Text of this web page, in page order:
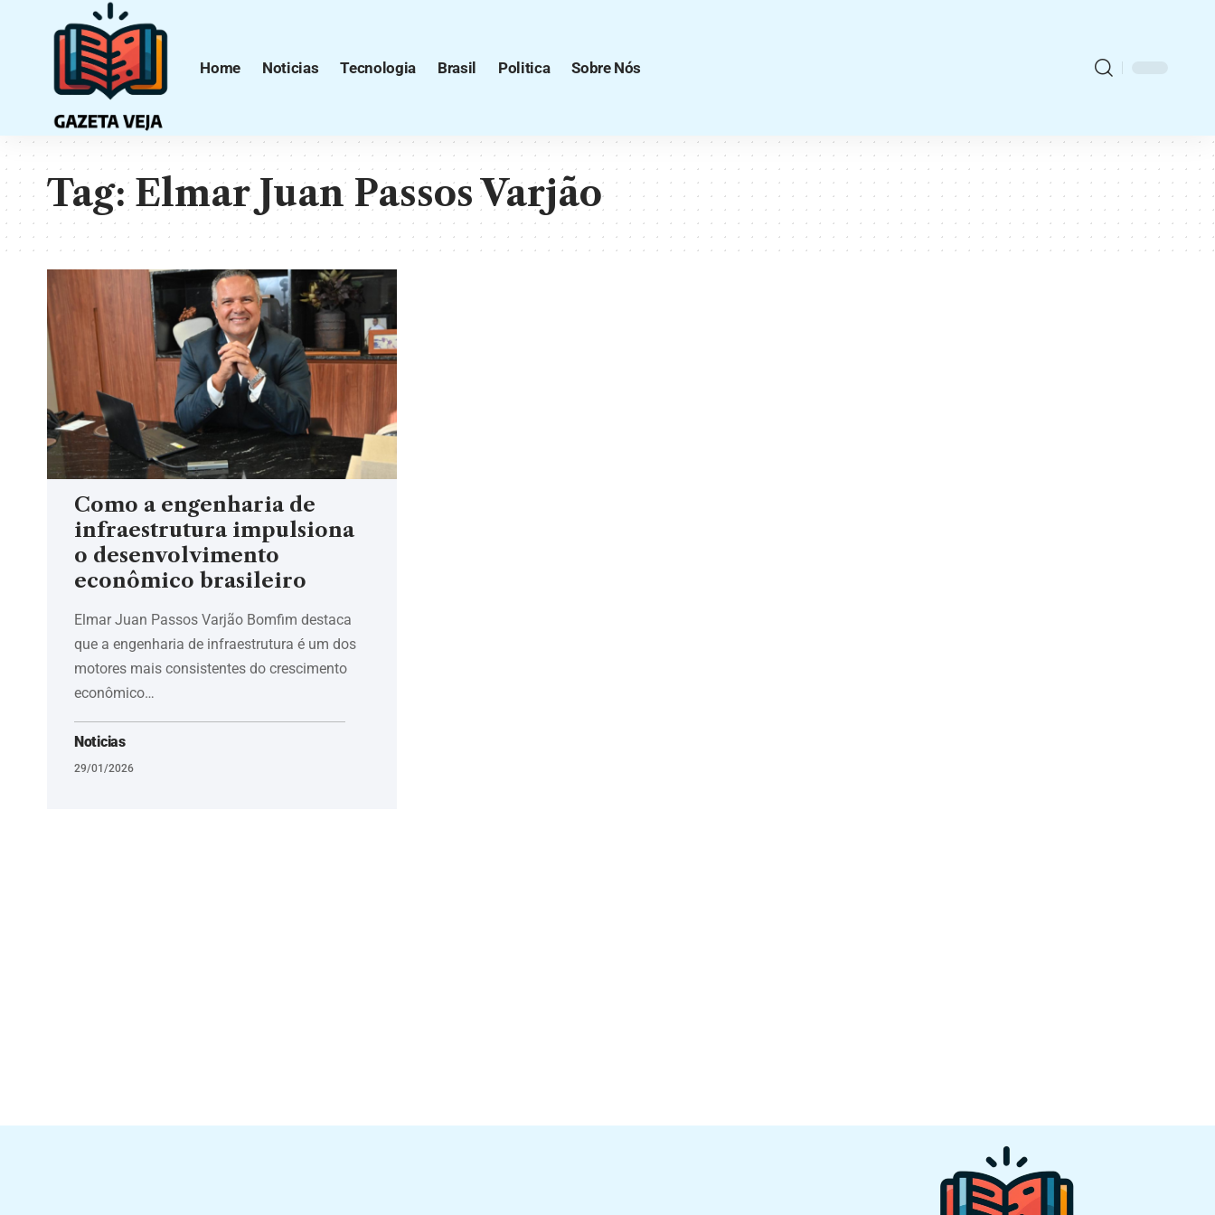
Home Noticias Tecnologia Brasil Politica Sobre Nós
Tag:Elmar Juan Passos Varjão
Como a engenharia de
infraestrutura impulsiona
o desenvolvimento
econômico brasileiro
Elmar Juan Passos Varjão Bomfim destaca
que a engenharia de infraestrutura é um dos
motores mais consistentes do crescimento
econômico…
Noticias
29/01/2026